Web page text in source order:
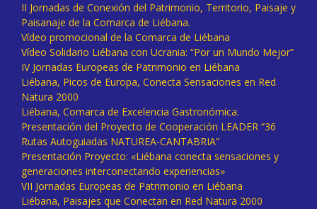
II Jornadas de Conexión del Patrimonio, Territorio, Paisaje y
Paisanaje de la Comarca de Liébana.
Vídeo promocional de la Comarca de Liébana
Vídeo Solidario Liébana con Ucrania: “Por un Mundo Mejor”
IV Jornadas Europeas de Patrimonio en Liébana
Liébana, Picos de Europa, Conecta Sensaciones en Red
Natura 2000
Liébana, Comarca de Excelencia Gastronómica.
Presentación del Proyecto de Cooperación LEADER “36
Rutas Autoguiadas NATUREA-CANTABRIA”
Presentación Proyecto: «Liébana conecta sensaciones y
generaciones interconectando experiencias»
VII Jornadas Europeas de Patrimonio en Liébana
Liébana, Paisajes que Conectan en Red Natura 2000